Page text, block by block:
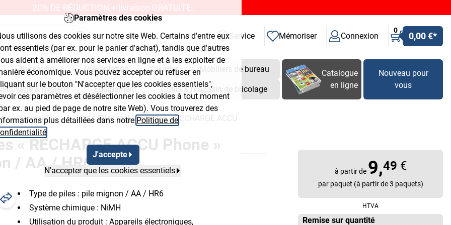
Paramètres des cookies
utilisons des cookies sur notre site Web. Certains d'entre eux
essentiels (par ex. pour le panier d'achat), tandis que d'autres
aident à améliorer nos services en ligne et à les exploiter de
économique. Vous pouvez accepter ou refuser en
sur le bouton "N'accepter que les cookies essentiels",
ces paramètres et désélectionner les cookies à tout moment
ex. au pied de page de notre site Web). Vous trouverez des
plus détaillées dans notre Politique de
J'accepte
N'accepter que les cookies essentiels
20% DE RÉDUCTION + livraison GRATUITE.
Service Mémoriser Connexion
0
0,00 €*
Bureautique Présentation Courrier Mobiliers de bureau
& hygiène Équipement Outils & magasin de bricolage
Catalogue
en ligne
Nouveau pour
vous
rechargeables Varta Piles rechargeables « RECHARGE ACCU
« RECHARGE ACCU Phone »
/ AA / HR6
Type de piles : pile mignon / AA / HR6
Système chimique : NiMH
Utilisation du produit : Appareils électroniques,
à partir de 9,49 €
par paquet (à partir de 3 paquets)
HTVA
Remise sur quantité